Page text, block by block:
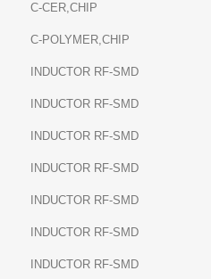
C-CER,CHIP
C-POLYMER,CHIP
INDUCTOR RF-SMD
INDUCTOR RF-SMD
INDUCTOR RF-SMD
INDUCTOR RF-SMD
INDUCTOR RF-SMD
INDUCTOR RF-SMD
INDUCTOR RF-SMD